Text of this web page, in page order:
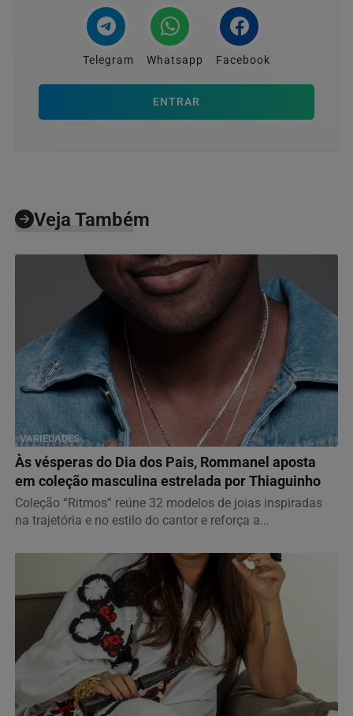
Telegram Whatsapp Facebook
ENTRAR
Veja Também
VARIEDADES
Às vésperas do Dia dos Pais, Rommanel aposta
em coleção masculina estrelada por Thiaguinho
Coleção “Ritmos” reúne 32 modelos de joias inspiradas
na trajetória e no estilo do cantor e reforça a...